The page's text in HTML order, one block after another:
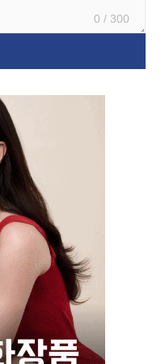
0 / 300